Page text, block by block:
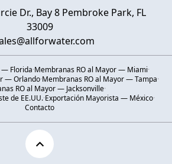
Dr., Bay 8 Pembroke Park, FL
33009
— Florida·Membranas RO al Mayor — Miami·
— Orlando·Membranas RO al Mayor — Tampa·
RO al Mayor — Jacksonville·
de EE.UU.·Exportación Mayorista — México·
Contacto